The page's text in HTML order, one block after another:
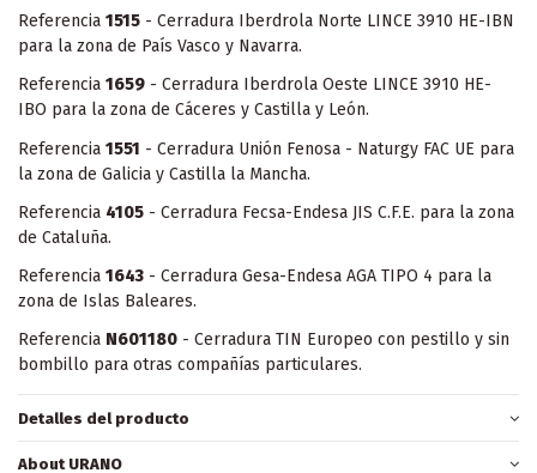
Referencia 1515 - Cerradura Iberdrola Norte LINCE 3910 HE-IBN
para la zona de País Vasco y Navarra.
Referencia 1659 - Cerradura Iberdrola Oeste LINCE 3910 HE-
IBO para la zona de Cáceres y Castilla y León.
Referencia 1551 - Cerradura Unión Fenosa - Naturgy FAC UE para
la zona de Galicia y Castilla la Mancha.
Referencia 4105 - Cerradura Fecsa-Endesa JIS C.F.E. para la zona
de Cataluña.
Referencia 1643 - Cerradura Gesa-Endesa AGA TIPO 4 para la
zona de Islas Baleares.
Referencia N601180 - Cerradura TIN Europeo con pestillo y sin
bombillo para otras compañías particulares.
Detalles del producto
About URANO